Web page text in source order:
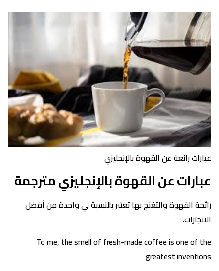
عبارات رائعة عن القهوة بالإنجليزي
عبارات عن القهوة بالإنجليزي مترجمة
رائحة القهوة والتغنج بها تعتبر بالنسبة لي واحدة من أفضل
الانجازات.
To me, the smell of fresh-made coffee is one of the
greatest inventions